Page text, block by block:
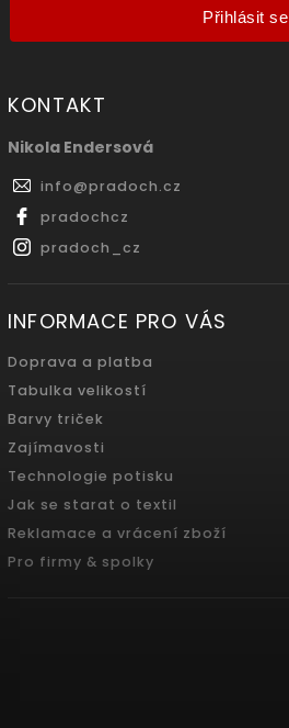
Přihlásit se
KONTAKT
Nikola Endersová
info@pradoch.cz
pradochcz
pradoch_cz
INFORMACE PRO VÁS
Doprava a platba
Tabulka velikostí
Barvy triček
Zajímavosti
Technologie potisku
Jak se starat o textil
Reklamace a vrácení zboží
Pro firmy & spolky